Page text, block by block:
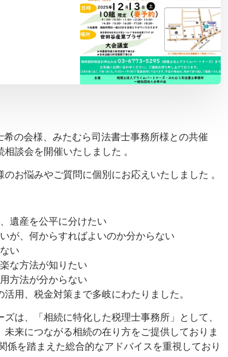
の会様、みたむら司法書士事務所様との共催
談会を開催いたしました 。
お悩みやご質問に個別にお応えいたしました 。
遺産を公平に分けたい
が、何からすればよいのか分からない
い
な方法が知りたい
方法が分からない
用、税金対策まで多岐にわたりました。
は、「相続に特化した税理士事務所」として、
来につながる相続の在り方をご提供しておりま
係を踏まえた総合的なアドバイスを重視しており